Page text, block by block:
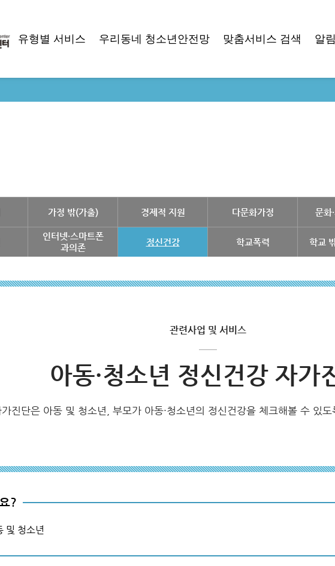
유형별 서비스 우리동네 청소년안전망 맞춤서비스 검색 알
가정 밖(가출) 경제적 지원 다문화가정 문화
인터넷·스마트폰
과의존
정신건강 학교폭력 학교
관련사업 및 서비스
아동·청소년 정신건강 자가
진단은 아동 및 청소년, 부모가 아동·청소년의 정신건강을 체크해볼 수 있
?
및 청소년